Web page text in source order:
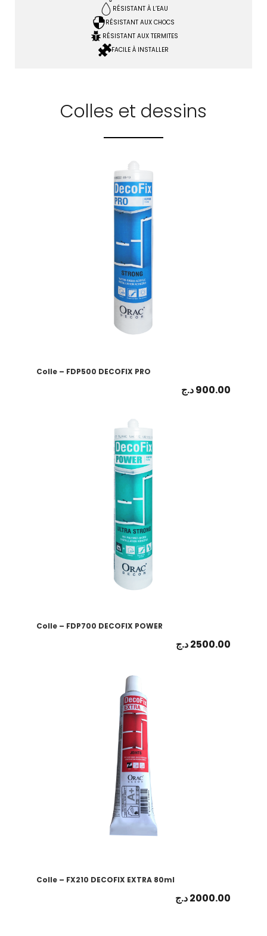
RÉSISTANT À L’EAU
RÉSISTANT AUX CHOCS
RÉSISTANT AUX TERMITES
FACILE À INSTALLER
Colles et dessins
Colle – FDP500 DECOFIX PRO
900.00د.ج
Colle – FDP700 DECOFIX POWER
2500.00د.ج
Colle – FX210 DECOFIX EXTRA 80ml
2000.00د.ج